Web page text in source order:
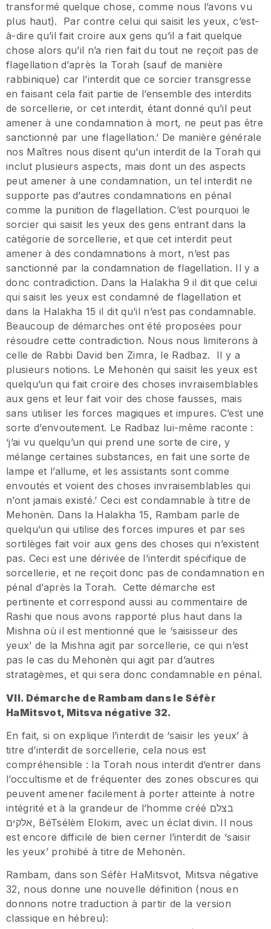
transformé quelque chose, comme nous l’avons vu
plus haut). Par contre celui qui saisit les yeux, c’est-
à-dire qu’il fait croire aux gens qu’il a fait quelque
chose alors qu’il n’a rien fait du tout ne reçoit pas de
flagellation d’après la Torah (sauf de manière
rabbinique) car l’interdit que ce sorcier transgresse
en faisant cela fait partie de l’ensemble des interdits
de sorcellerie, or cet interdit, étant donné qu’il peut
amener à une condamnation à mort, ne peut pas être
sanctionné par une flagellation.’ De manière générale
nos Maîtres nous disent qu’un interdit de la Torah qui
inclut plusieurs aspects, mais dont un des aspects
peut amener à une condamnation, un tel interdit ne
supporte pas d’autres condamnations en pénal
comme la punition de flagellation. C’est pourquoi le
sorcier qui saisit les yeux des gens entrant dans la
catégorie de sorcellerie, et que cet interdit peut
amener à des condamnations à mort, n’est pas
sanctionné par la condamnation de flagellation. Il y a
donc contradiction. Dans la Halakha 9 il dit que celui
qui saisit les yeux est condamné de flagellation et
dans la Halakha 15 il dit qu’il n’est pas condamnable.
Beaucoup de démarches ont été proposées pour
résoudre cette contradiction. Nous nous limiterons à
celle de Rabbi David ben Zimra, le Radbaz. Il y a
plusieurs notions. Le Mehonèn qui saisit les yeux est
quelqu’un qui fait croire des choses invraisemblables
aux gens et leur fait voir des chose fausses, mais
sans utiliser les forces magiques et impures. C’est une
sorte d’envoutement. Le Radbaz lui-même raconte :
‘j’ai vu quelqu’un qui prend une sorte de cire, y
mélange certaines substances, en fait une sorte de
lampe et l’allume, et les assistants sont comme
envoutés et voient des choses invraisemblables qui
n’ont jamais existé.’ Ceci est condamnable à titre de
Mehonèn. Dans la Halakha 15, Rambam parle de
quelqu’un qui utilise des forces impures et par ses
sortilèges fait voir aux gens des choses qui n’existent
pas. Ceci est une dérivée de l’interdit spécifique de
sorcellerie, et ne reçoit donc pas de condamnation en
pénal d’après la Torah. Cette démarche est
pertinente et correspond aussi au commentaire de
Rashi que nous avons rapporté plus haut dans la
Mishna où il est mentionné que le ‘saisisseur des
yeux’ de la Mishna agit par sorcellerie, ce qui n’est
pas le cas du Mehonèn qui agit par d’autres
stratagèmes, et qui sera donc condamnable en pénal.
VII. Démarche de Rambam dans le Séfèr
HaMitsvot, Mitsva négative 32.
En fait, si on explique l’interdit de ‘saisir les yeux’ à
titre d’interdit de sorcellerie, cela nous est
compréhensible : la Torah nous interdit d’entrer dans
l’occultisme et de fréquenter des zones obscures qui
peuvent amener facilement à porter atteinte à notre
intégrité et à la grandeur de l’homme créé בצלם
אלקים, BéTsélèm Elokim, avec un éclat divin. Il nous
est encore difficile de bien cerner l’interdit de ‘saisir
les yeux’ prohibé à titre de Mehonèn.
Rambam, dans son Séfèr HaMitsvot, Mitsva négative
32, nous donne une nouvelle définition (nous en
donnons notre traduction à partir de la version
classique en hébreu):